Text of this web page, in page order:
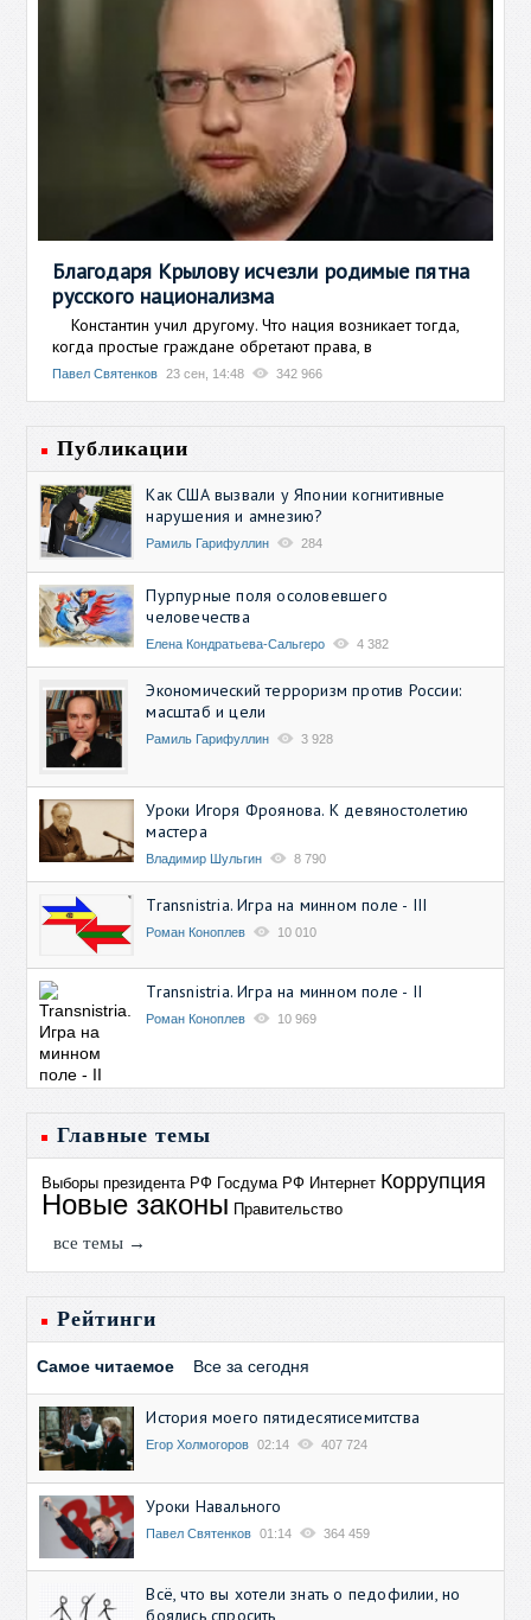
Благодаря Крылову исчезли родимые пятна
русского национализма
Константин учил другому. Что нация возникает тогда,
когда простые граждане обретают права, в
Павел Святенков 23 сен, 14:48 342 966
Публикации
Как США вызвали у Японии когнитивные
нарушения и амнезию?
Рамиль Гарифуллин 284
Пурпурные поля осоловевшего
человечества
Елена Кондратьева-Сальгеро 4 382
Экономический терроризм против России:
масштаб и цели
Рамиль Гарифуллин 3 928
Уроки Игоря Фроянова. К девяностолетию
мастера
Владимир Шульгин 8 790
Transnistria. Игра на минном поле - III
Роман Коноплев 10 010
Transnistria. Игра на минном поле - II
Роман Коноплев 10 969
Главные темы
Выборы президента РФ Госдума РФ Интернет Коррупция
Новые законы Правительство
все темы →
Рейтинги
Самое читаемое Все за сегодня
История моего пятидесятисемитства
Егор Холмогоров 02:14 407 724
Уроки Навального
Павел Святенков 01:14 364 459
Всё, что вы хотели знать о педофилии, но
боялись спросить